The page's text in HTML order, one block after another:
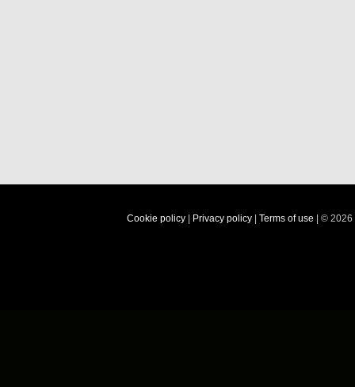
Cookie policy Privacy policy Terms of use | © 2026